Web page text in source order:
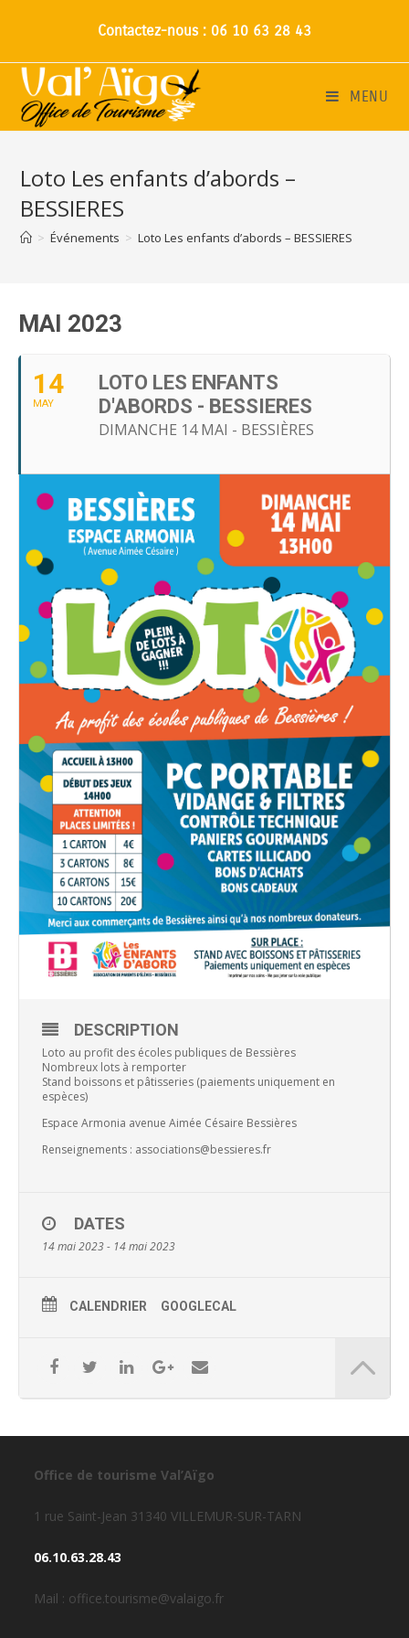
Contactez-nous : 06 10 63 28 43
MENU
Loto Les enfants d’abords –
BESSIERES
> Événements > Loto Les enfants d’abords – BESSIERES
MAI 2023
14
MAY
LOTO LES ENFANTS
D'ABORDS - BESSIERES
DIMANCHE 14 MAI - BESSIÈRES
DESCRIPTION
Loto au profit des écoles publiques de Bessières
Nombreux lots à remporter
Stand boissons et pâtisseries (paiements uniquement en
espèces)
Espace Armonia avenue Aimée Césaire Bessières
Renseignements : associations@bessieres.fr
DATES
14 mai 2023 - 14 mai 2023
CALENDRIER GOOGLECAL
Office de tourisme Val’Aïgo
1 rue Saint-Jean 31340 VILLEMUR-SUR-TARN
06.10.63.28.43
Mail : office.tourisme@valaigo.fr